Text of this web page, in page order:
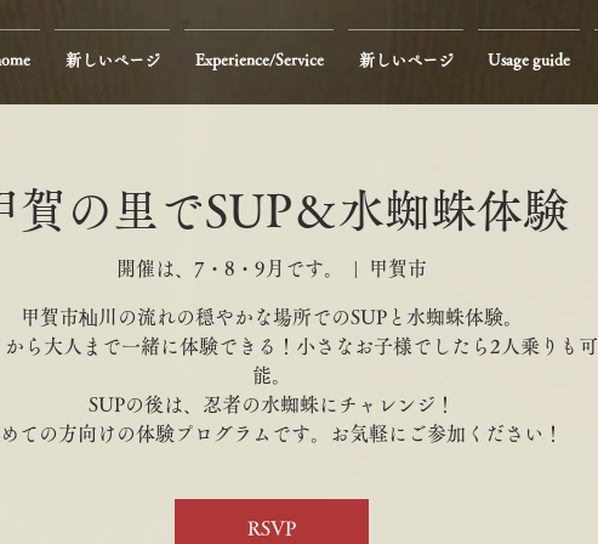
新しいページ Experience/Service 新しいページ Usage guide
賀の里でSUP＆水蜘蛛体験
開催は、7・8・9月です。 甲賀市
甲賀市杣川の流れの穏やかな場所でのSUPと水蜘蛛体験。
から大人まで一緒に体験できる！小さなお子様でしたら2人乗りも可
能。
SUPの後は、忍者の水蜘蛛にチャレンジ！
ての方向けの体験プログラムです。お気軽にご参加ください！
RSVP